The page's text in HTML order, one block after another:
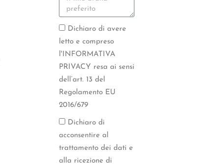
Dichiaro di avere
letto e compreso
l'INFORMATIVA
PRIVACY resa ai sensi
dell’art. 13 del
Regolamento EU
2016/679
Dichiaro di
acconsentire al
trattamento dei dati e
alla ricezione di